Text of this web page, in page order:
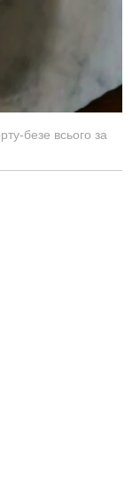
безе всього за